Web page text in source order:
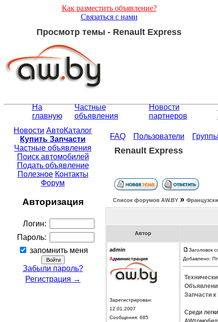
Как разместить объявление?
Связаться с нами
Просмотр темы - Renault Express
На
главную
Частные
объявления
Новости
партнеров
Новости АвтоКаталог
Купить Запчасти
Частные объявления
Поиск автомобилей
Подать объявление
Полезное Контакты
Форум
Авторизация
Логин:
Пароль:
запомнить меня
Забыли пароль?
Регистрация →
FAQ Пользователи
Renault Express
Список форумов АW.BY »
Автор
admin
Администрация
Зарегистрирован:
12.01.2007
Сообщения: 685
Заголовок
Добавлено:
Запчасти
Среди